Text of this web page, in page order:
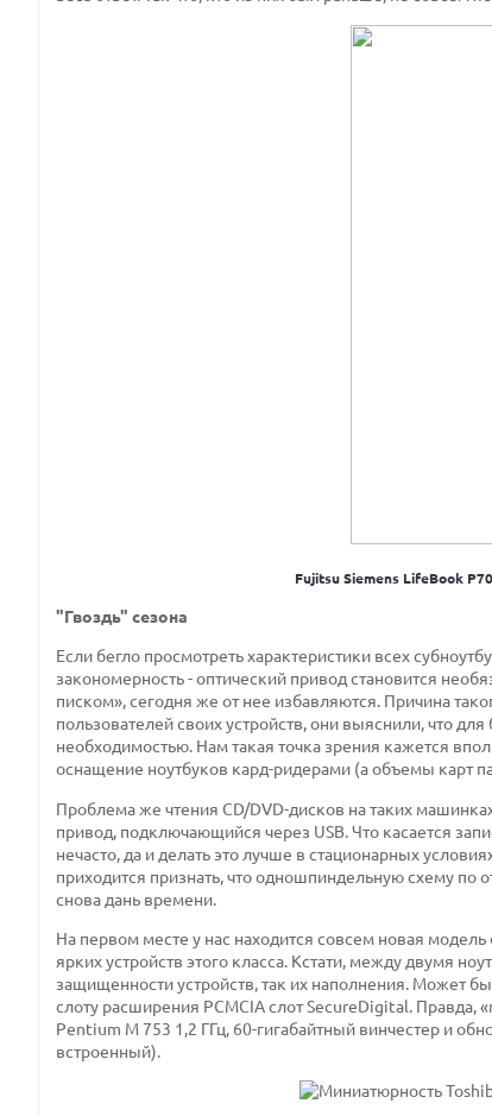
Fujitsu Siemens LifeBook
"Гвоздь" сезона
Если бегло просмотреть характеристики всех
закономерность - оптический привод становится
писком», сегодня же от нее избавляются. Причина
пользователей своих устройств, они выяснили, что
необходимостью. Нам такая точка зрения кажется
оснащение ноутбуков кард-ридерами (а объемы карт
Проблема же чтения CD/DVD-дисков на таких
привод, подключающийся через USB. Что касается
нечасто, да и делать это лучше в стационарных
приходится признать, что одношпиндельную схему по
снова дань времени.
На первом месте у нас находится совсем новая
ярких устройств этого класса. Кстати, между двумя
защищенности устройств, так их наполнения. Может
слоту расширения PCMCIA слот SecureDigital.
Pentium M 753 1,2 ГГц, 60-гигабайтный винчестер и
встроенный).